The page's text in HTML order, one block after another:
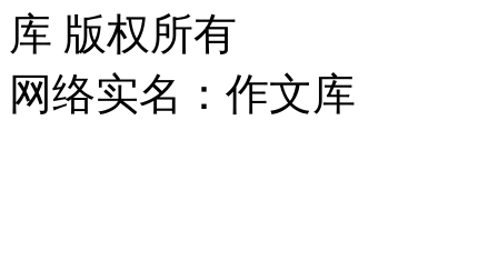
库 版权所有
网络实名：作文库